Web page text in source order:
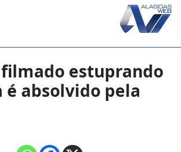
estuprando
é absolvido pela